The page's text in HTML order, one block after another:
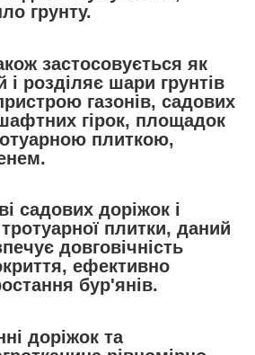
грунту.
застосовується як
розділяє шари грунтів
газонів, садових
гірок, площадок
плиткою,
садових доріжок і
плитки, даний
довговічність
ефективно
бур'янів.
доріжок та